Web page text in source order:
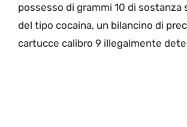
possesso di grammi 10 di
del tipo cocaina, un bilancino di
cartucce calibro 9 illegalmente